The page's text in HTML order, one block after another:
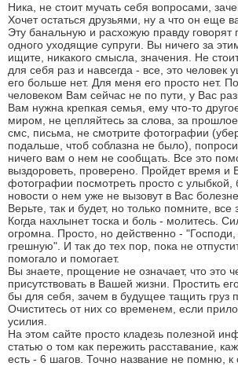
Ника, не стоит мучать себя вопросами,
Хочет остаться друзьями, ну а что он еще
Эту банальную и расхожую правду говорят
одного уходящие супруги. Вы ничего за
ищите, никакого смысла, значения. Не
для себя раз и навсегда - все, это человек
его больше нет. Для меня его просто нет.
человеком Вам сейчас не по пути, у Вас
Вам нужна крепкая семья, ему что-то
миром, не цепляйтесь за слова, за
смс, письма, не смотрите фотографии
подальше, чтоб соблазна не было),
ничего вам о нем не сообщать. Все это
выздороветь, проверено. Пройдет время и
фотографии посмотреть просто с улыбкой,
новости о нем уже не вызовут в Вас
Верьте, так и будет, но только помните, все
Когда нахлынет тоска и боль - молитесь.
огромна. Просто, но действенно -
грешную". И так до тех пор, пока не
помогало и помогает.
Вы знаете, прощение не означает, что это
присутствовать в Вашей жизни. Простить
бы для себя, зачем в будущее тащить груз
Очиститесь от них со временем, если
усилия.
На этом сайте просто кладезь полезной
статью о том как пережить расставание,
есть - 6 шагов. Точно название не помню,